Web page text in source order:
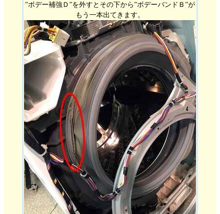
”ボデー補強Ｄ”を外すとその下から”ボデーバンドＢ”が
もう一本出てきます。